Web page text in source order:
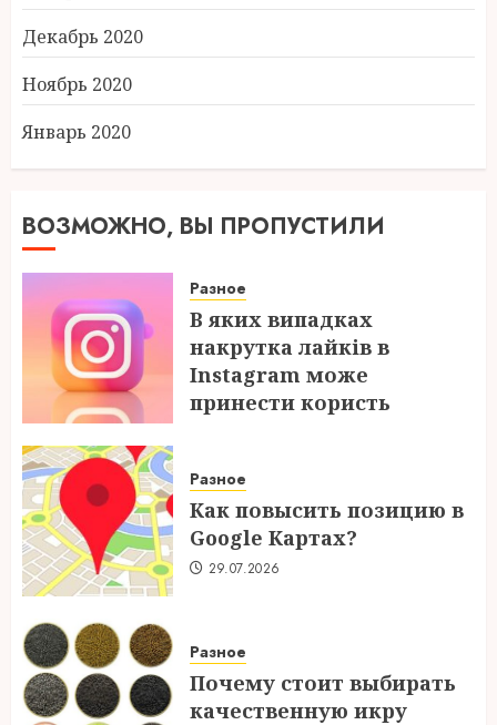
Декабрь 2020
Ноябрь 2020
Январь 2020
ВОЗМОЖНО, ВЫ ПРОПУСТИЛИ
Разное
В яких випадках
накрутка лайків в
Instagram може
принести користь
Разное
Как повысить позицию в
Google Картах?
29.07.2026
Разное
Почему стоит выбирать
качественную икру